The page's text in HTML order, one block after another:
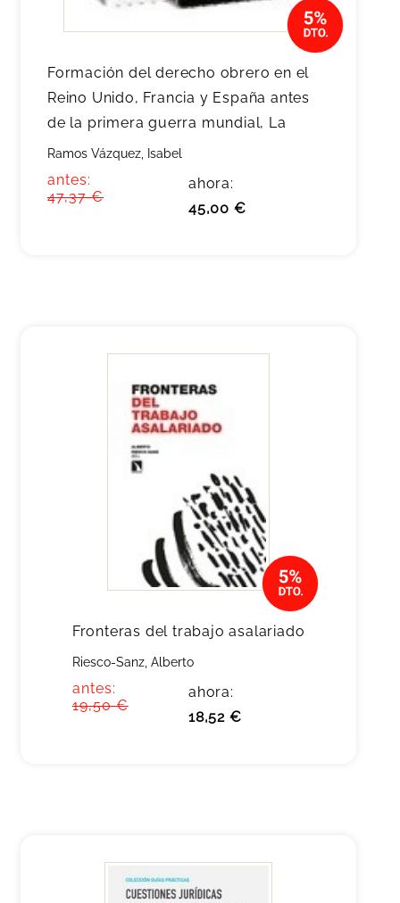
Formación del derecho obrero en el
Reino Unido, Francia y España antes
de la primera guerra mundial, La
Ramos Vázquez, Isabel
antes:
47,37 €
ahora:
45,00 €
Fronteras del trabajo asalariado
Riesco-Sanz, Alberto
antes:
19,50 €
ahora:
18,52 €